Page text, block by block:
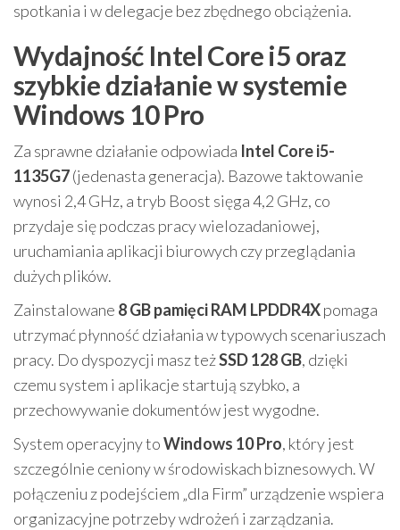
spotkania i w delegacje bez zbędnego obciążenia.
Wydajność Intel Core i5 oraz
szybkie działanie w systemie
Windows 10 Pro
Za sprawne działanie odpowiada Intel Core i5-
1135G7(jedenasta generacja). Bazowe taktowanie
wynosi 2,4 GHz, a tryb Boost sięga 4,2 GHz, co
przydaje się podczas pracy wielozadaniowej,
uruchamiania aplikacji biurowych czy przeglądania
dużych plików.
Zainstalowane 8 GB pamięci RAM LPDDR4Xpomaga
utrzymać płynność działania w typowych scenariuszach
pracy. Do dyspozycji masz teżSSD 128 GB, dzięki
czemu system i aplikacje startują szybko, a
przechowywanie dokumentów jest wygodne.
System operacyjny toWindows 10 Pro, który jest
szczególnie ceniony w środowiskach biznesowych. W
połączeniu z podejściem „dla Firm” urządzenie wspiera
organizacyjne potrzeby wdrożeń i zarządzania.